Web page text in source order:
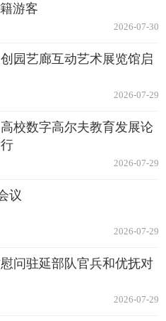
游客
2026-07-30
园艺廊互动艺术展览馆启
2026-07-29
校数字高尔夫教育发展论
2026-07-29
议
2026-07-29
问驻延部队官兵和优抚对
2026-07-29